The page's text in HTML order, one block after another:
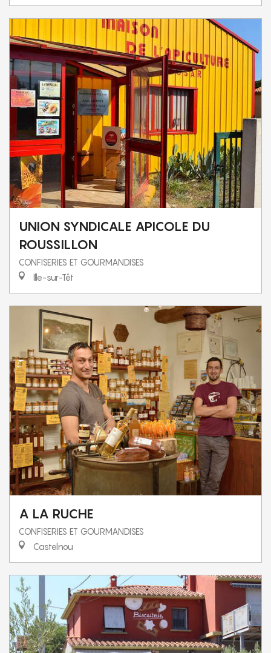
UNION SYNDICALE APICOLE DU
ROUSSILLON
CONFISERIES ET GOURMANDISES
Ille-sur-Têt
A LA RUCHE
CONFISERIES ET GOURMANDISES
Castelnou